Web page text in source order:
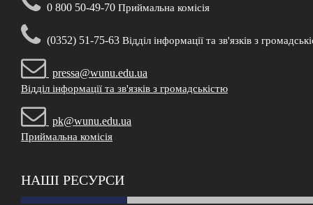
0 800 50-49-70 Приймальна комісія
(0352) 51-75-63 Відділ інформації та зв'язків з
pressa@wunu.edu.ua
Відділ інформації та зв'язків з громадськістю
pk@wunu.edu.ua
Приймальна комісія
НАШІ РЕСУРСИ